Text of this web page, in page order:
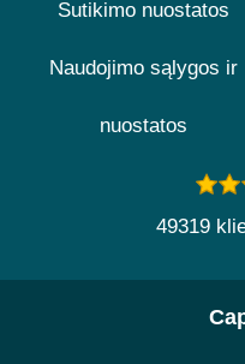
Sutikimo nuostatos
Naudojimo sąlygos ir
nuostatos
49319